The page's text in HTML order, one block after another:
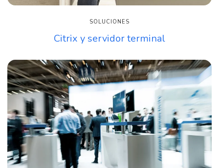
SOLUCIONES
Citrix y servidor terminal